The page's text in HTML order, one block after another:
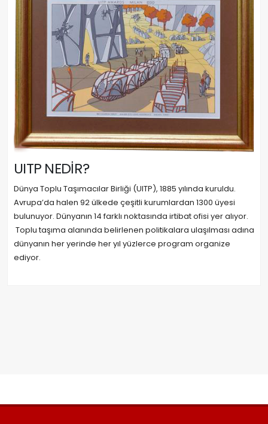
UITP NEDİR?
Dünya Toplu Taşımacılar Birliği (UITP), 1885 yılında kuruldu.
Avrupa’da halen 92 ülkede çeşitli kurumlardan 1300 üyesi
bulunuyor. Dünyanın 14 farklı noktasında irtibat ofisi yer alıyor.
Toplu taşıma alanında belirlenen politikalara ulaşılması adına
dünyanın her yerinde her yıl yüzlerce program organize
ediyor.